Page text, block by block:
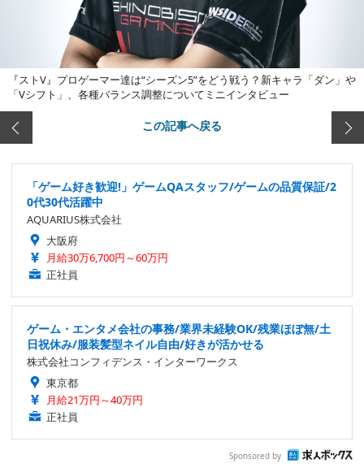
『ストV』プロゲーマー達は“シーズン5”をどう戦う？新キャラ「ダン」や
「Vシフト」、各種バランス調整についてミニインタビュー
この記事へ戻る
「ゲーム好き歓迎!」ゲームQAスタッフ/ゲームの品質保証/2
0代30代活躍中
AQUARIUS株式会社
大阪府
月給30万6,700円～60万円
正社員
ゲーム・エンタメ会社の事務/業界未経験OK/残業ほぼ無/土
日祝休み/服装髪型ネイル自由/好きが活かせる
株式会社コンフィデンス・インターワークス
東京都
月給21万円～40万円
正社員
Sponsored by